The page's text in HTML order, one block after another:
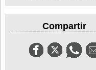
Compartir